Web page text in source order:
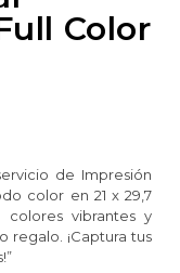
Color
de Impresión
color en 21 x 29,7
vibrantes y
regalo. ¡Captura tus